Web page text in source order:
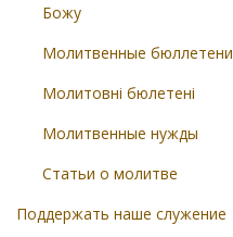
Божу
Молитвенные бюллетени
Молитовні бюлетені
Молитвенные нужды
Статьи о молитве
Поддержать наше служение